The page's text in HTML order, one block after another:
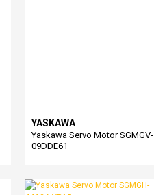
YASKAWA
Yaskawa Servo Motor SGMGV-
09DDE61